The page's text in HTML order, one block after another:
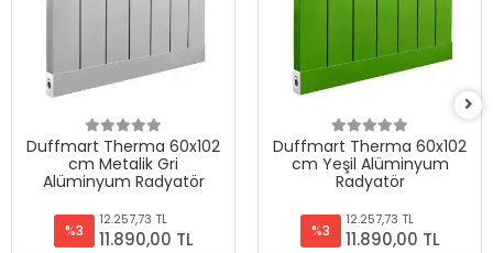
Duffmart Therma 60x102
cm Metalik Gri
Alüminyum Radyatör
%3
12.257,73 TL
11.890,00 TL
Duffmart Therma 60x102
cm Yeşil Alüminyum
Radyatör
%3
12.257,73 TL
11.890,00 TL